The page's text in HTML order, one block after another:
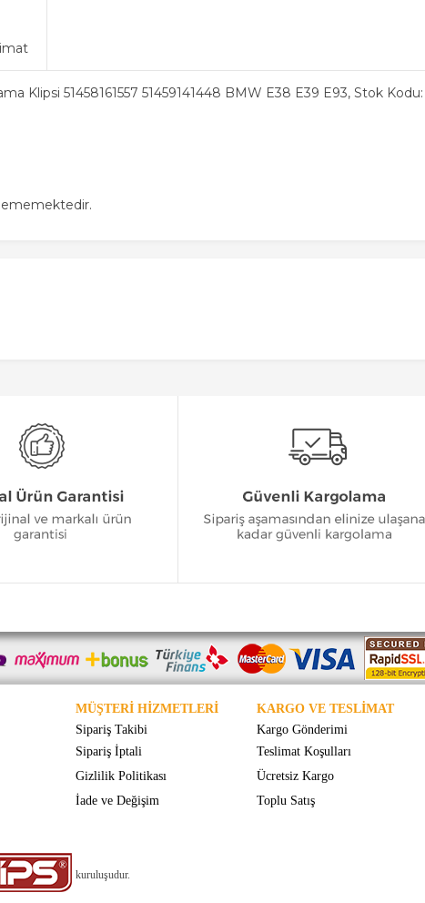
Klipsi 51458161557 51459141448 BMW E38 E39 E93, Stok
MÜŞTERİ HİZMETLERİ KARGO VE TESLİMAT
Sipariş Takibi
Kargo Gönderimi
Sipariş İptali
Teslimat Koşulları
Gizlilik Politikası
Ücretsiz Kargo
İade ve Değişim
Toplu Satış
kuruluşudur.